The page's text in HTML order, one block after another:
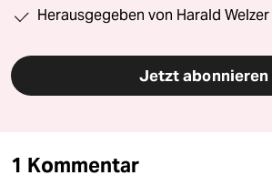
Herausgegeben von Harald Welzer
Jetzt abonnieren
1 Kommentar